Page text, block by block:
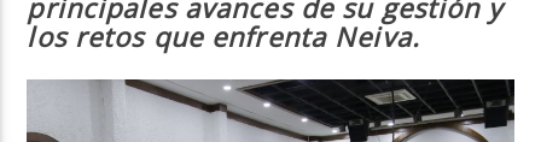
principales avances de su gestión y
los retos que enfrenta Neiva.